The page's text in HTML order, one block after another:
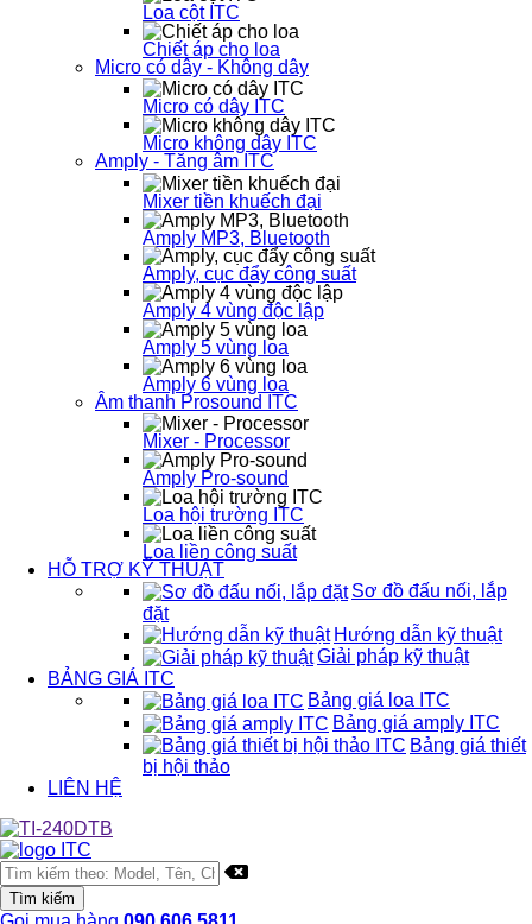
Loa cột ITC
Chiết áp cho loa
Micro có dây - Không dây
Micro có dây ITC
Micro không dây ITC
Amply - Tăng âm ITC
Mixer tiền khuếch đại
Amply MP3, Bluetooth
Amply, cục đẩy công suất
Amply 4 vùng độc lập
Amply 5 vùng loa
Amply 6 vùng loa
Âm thanh Prosound ITC
Mixer - Processor
Amply Pro-sound
Loa hội trường ITC
Loa liền công suất
HỖ TRỢ KỸ THUẬT
Sơ đồ đấu nối, lắp
đặt
Hướng dẫn kỹ thuật
Giải pháp kỹ thuật
BẢNG GIÁ ITC
Bảng giá loa ITC
Bảng giá amply ITC
Bảng giá thiết
bị hội thảo
LIÊN HỆ